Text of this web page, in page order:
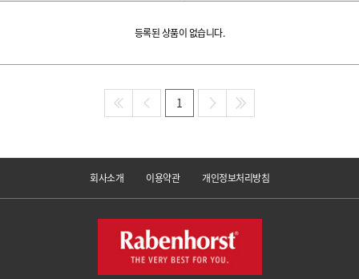
등록된 상품이 없습니다.
1
회사소개 이용약관 개인정보처리방침